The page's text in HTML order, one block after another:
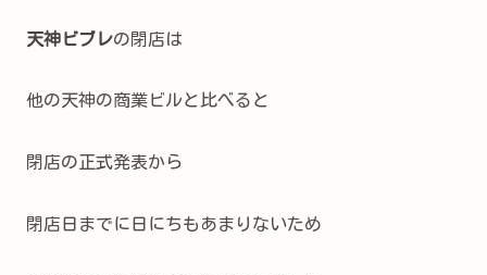
天神ビブレの閉店は
他の天神の商業ビルと比べると
閉店の正式発表から
閉店日までに日にちもあまりないため